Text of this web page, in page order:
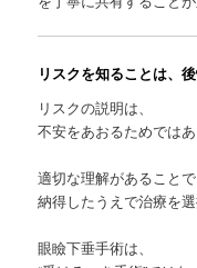
リスクを知ることは、
リスクの説明は、
不安をあおるためではあ
適切な理解があることで
納得したうえで治療を選
眼瞼下垂手術は、